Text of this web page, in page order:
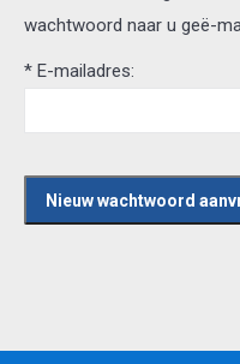
wachtwoord naar u geë-
* E-mailadres: